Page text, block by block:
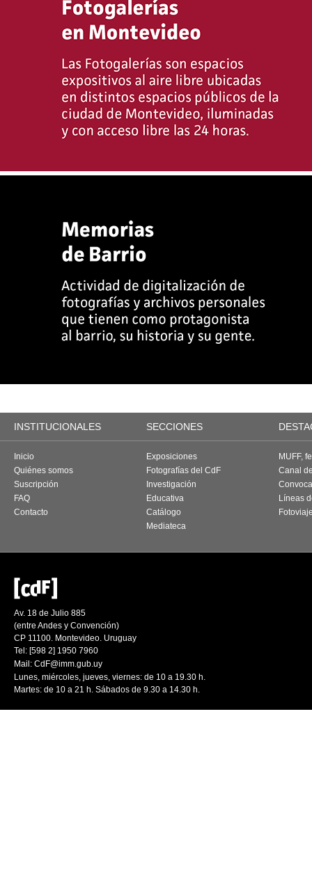
INSTITUCIONALES SECCIONES
Inicio
Quiénes somos
Suscripción
FAQ
Contacto
Exposiciones
Fotografías del CdF
Investigación
Educativa
Catálogo
Mediateca
MUFF,
Canal
Líneas
Av. 18 de Julio 885
(entre Andes y Convención)
CP 11100. Montevideo. Uruguay
Tel: [598 2] 1950 7960
Mail: CdF@imm.gub.uy
Lunes, miércoles, jueves, viernes: de 10 a 19.30 h.
Martes: de 10 a 21 h. Sábados de 9.30 a 14.30 h.